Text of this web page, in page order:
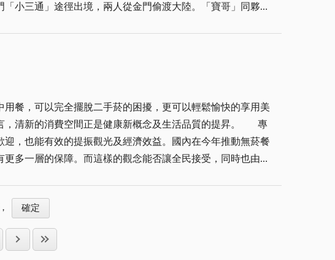
運、全運、甚至亞運，為金門爭光。
小三通」途徑出境，兩人從金門偷渡大陸。「寶哥」同夥吳
金融卡、自動櫃員機轉帳提款。人頭帳戶充斥。多重人頭電
」上網標購名牌詐財。九、冒牌網路騙卡號Ａ錢。十、假租
家。 此次盜領風波之發生，政府有
者，負起完全責任如數予以理賠，絕對不讓存款戶權益受到
擴大偵查，期以一網打盡，維護社會整體治安。 有人
認真自我檢討，輕易受騙原因究竟安在？所謂經一事，長一
盜領作案，不可不採取綿密防範作為，而也希望社會存款
應負完全責任。捨此銀行業者、金融單位難能永續經營與存
餐，可以完全擺脫二手菸的困擾，更可以輕鬆愉快的享用美
清新的消費空間正是健康新概念及生活品質的提昇。 專
，也能有效的提振觀光及經濟效益。國內在今年推動無菸餐
多一層的保障。而這樣的觀念能否讓全民接受，同時也由深
中，許多原本奉行「飯後一根菸，快樂似神仙」的「癮君
會禮貌性的徵詢同座的意見，或是自行到吸菸區、室外解解